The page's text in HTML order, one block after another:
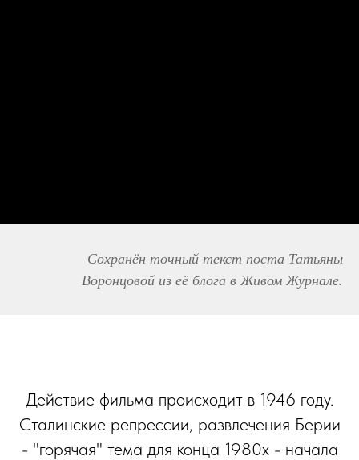
Сохранён точный текст поста Татьяны
Воронцовой из её блога в Живом Журнале.
Действие фильма происходит в 1946 году.
Сталинские репрессии, развлечения Берии
- "горячая" тема для конца 1980х - начала